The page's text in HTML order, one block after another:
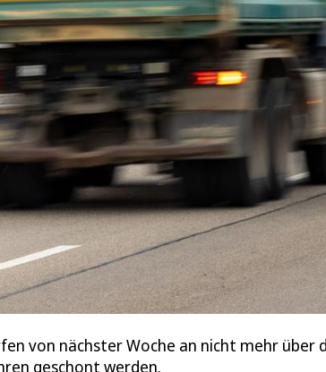
von nächster Woche an nicht mehr
geschont werden.